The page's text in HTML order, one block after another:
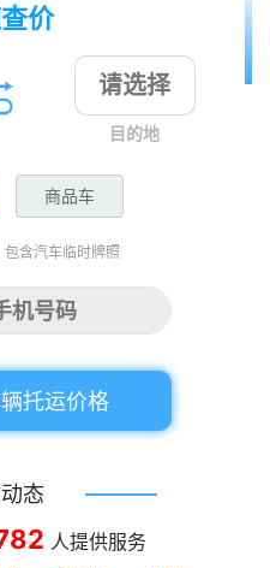
价
目的地
商品车
含汽车临时牌照
托运价格
态
人提供服务